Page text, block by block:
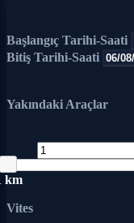
Başlangıç Tarihi-Saati
Bitiş Tarihi-Saati
Yakındaki Araçlar
km
Vites